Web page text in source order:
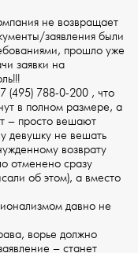
не возвращает
заявления были
прошло­ уже
заявки на
(495) 788-0-200 , что
в полном размере, а
– ­просто вешают
девушку не вешать
возврату
отмен­ено сразу
об этом), а вместо
давно не
ворье должно
– станет